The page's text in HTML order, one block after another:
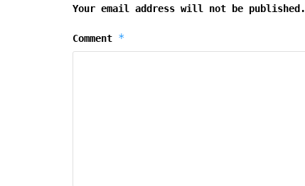
Your email address will not be published.
Comment *